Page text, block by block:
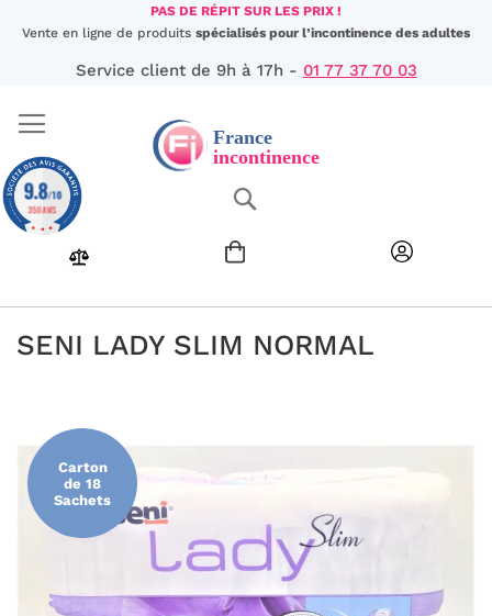
Aller
au
PAS DE RÉPIT SUR LES PRIX !
Vente en ligne de produits spécialisés pour l’incontinence des adultes
Service client de 9h à 17h - 01 77 37 70 03
SENI LADY SLIM NORMAL
fin
de
galerie
Carton
de 18
Sachets
9.8/10
350 AVIS